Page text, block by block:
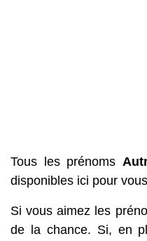
Tous les prénoms
disponibles ici pour
Si vous aimez les
de la chance. Si, en